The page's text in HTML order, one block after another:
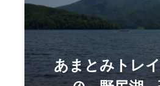
あまとみトレ